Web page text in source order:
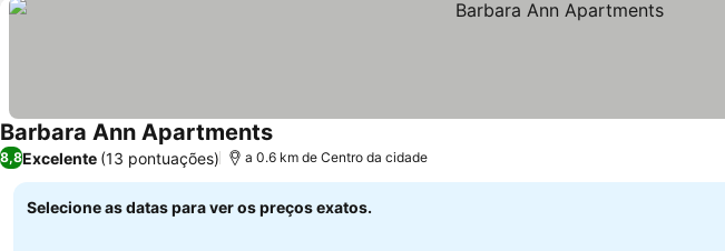
Barbara Ann Apartments
8,8Excelente (13 pontuações) a 0.6 km de Centro da cidade
Selecione as datas para ver os preços exatos.